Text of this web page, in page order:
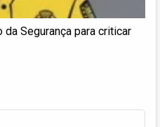
Segurança para criticar